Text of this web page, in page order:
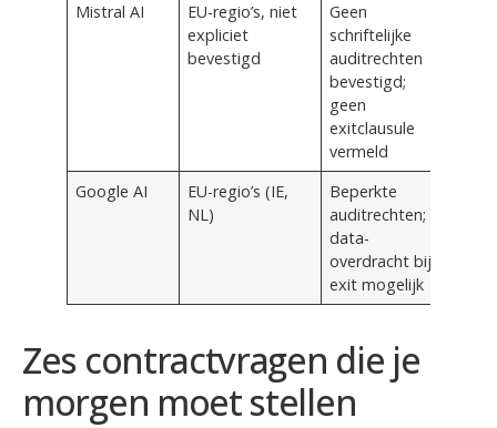
Mistral AI
EU-regio’s, niet
expliciet
bevestigd
Geen
schriftelijke
auditrechten
bevestigd;
geen
exitclausule
vermeld
Google AI
EU-regio’s (IE,
NL)
Beperkte
auditrechten;
data-
overdracht bij
exit mogelijk
Zes contractvragen die je
morgen moet stellen